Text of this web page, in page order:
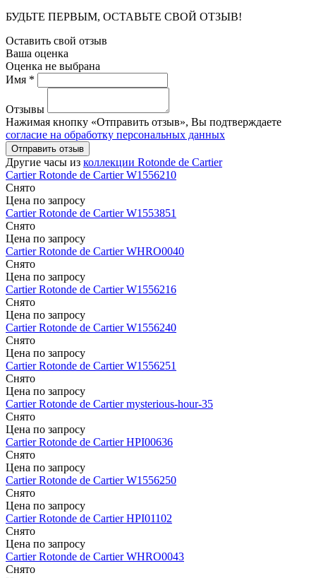
БУДЬТЕ ПЕРВЫМ, ОСТАВЬТЕ СВОЙ ОТЗЫВ!
Оставить свой отзыв
Ваша оценка
Оценка не выбрана
Имя *
Отзывы
Нажимая кнопку «Отправить отзыв», Вы подтверждаете
согласие на обработку персональных данных
Отправить отзыв
Другие часы из коллекции Rotonde de Cartier
CartierRotonde de CartierW1556210
Снято
Цена по запросу
CartierRotonde de CartierW1553851
Снято
Цена по запросу
CartierRotonde de CartierWHRO0040
Снято
Цена по запросу
CartierRotonde de CartierW1556216
Снято
Цена по запросу
CartierRotonde de CartierW1556240
Снято
Цена по запросу
CartierRotonde de CartierW1556251
Снято
Цена по запросу
CartierRotonde de Cartiermysterious-hour-35
Снято
Цена по запросу
CartierRotonde de CartierHPI00636
Снято
Цена по запросу
CartierRotonde de CartierW1556250
Снято
Цена по запросу
CartierRotonde de CartierHPI01102
Снято
Цена по запросу
CartierRotonde de CartierWHRO0043
Снято